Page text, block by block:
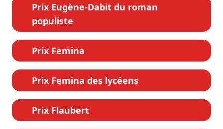
Prix Eugène-Dabit du roman
populiste
Prix Femina
Prix Femina des lycéens
Prix Flaubert